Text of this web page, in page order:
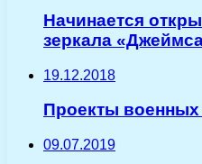
Начинается
зеркала
19.12.2018
Проекты
09.07.2019